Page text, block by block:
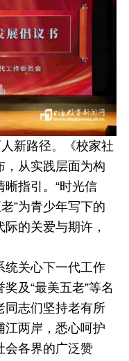
新路径。《校家社
，从实践层面为构
指引。“时光信
”为青少年写下的
的关爱与期许，
统关心下一代工作
及“最美五老”等名
同志们坚持老有所
江两岸，悉心呵护
会各界的广泛赞